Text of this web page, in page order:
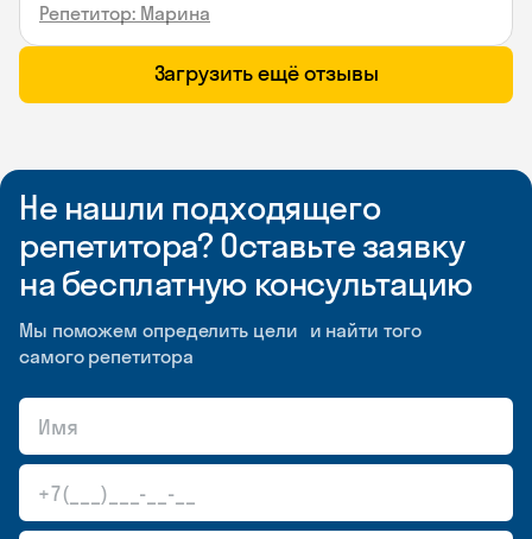
Репетитор: Марина
Загрузить ещё отзывы
Не нашли подходящего
репетитора? Оставьте заявку
на бесплатную консультацию
Мы поможем определить цели и найти того
самого репетитора